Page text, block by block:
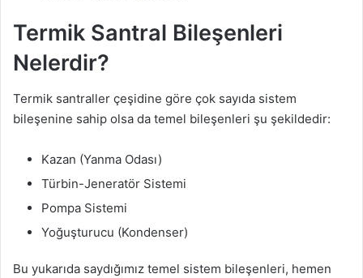
Termik Santral Bileşenleri
Nelerdir?
Termik santraller çeşidine göre çok sayıda sistem
bileşenine sahip olsa da temel bileşenleri şu şekildedir:
Kazan (Yanma Odası)
Türbin-Jeneratör Sistemi
Pompa Sistemi
Yoğuşturucu (Kondenser)
Bu yukarıda saydığımız temel sistem bileşenleri, hemen